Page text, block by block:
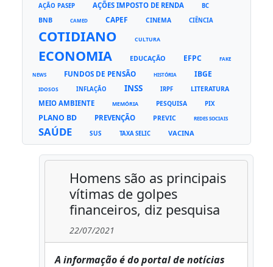
AÇÃO PASEP AÇÕES IMPOSTO DE RENDA BC
BNB CAMED CAPEF CINEMA CIÊNCIA
COTIDIANO CULTURA
ECONOMIA EDUCAÇÃO EFPC FAKE
NEWS FUNDOS DE PENSÃO HISTÓRIA IBGE
IDOSOS INFLAÇÃO INSS IRPF LITERATURA
MEIO AMBIENTE MEMÓRIA PESQUISA PIX
PLANO BD PREVENÇÃO PREVIC REDES SOCIAIS
SAÚDE SUS TAXA SELIC VACINA
Homens são as principais
vítimas de golpes
financeiros, diz pesquisa
22/07/2021
A informação é do portal de notícias